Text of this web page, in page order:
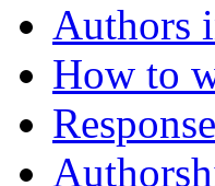
Authors
How to